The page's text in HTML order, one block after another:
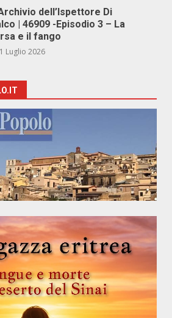
dell’Ispettore Di
| 46909 -Episodio 3 – La
e il fango
1 Luglio 2026